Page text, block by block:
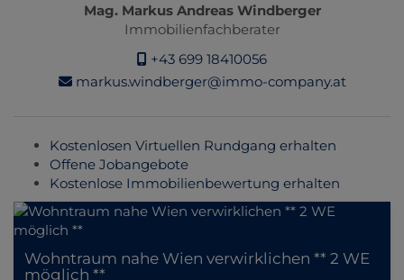
Mag. Markus Andreas Windberger
Immobilienfachberater
+43 699 18410056
markus.windberger@immo-company.at
Kostenlosen Virtuellen Rundgang erhalten
Offene Jobangebote
Kostenlose Immobilienbewertung erhalten
Wohntraum nahe Wien verwirklichen ** 2 WE
möglich **